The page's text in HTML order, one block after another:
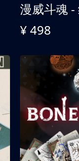
漫威斗魂 -
¥ 498